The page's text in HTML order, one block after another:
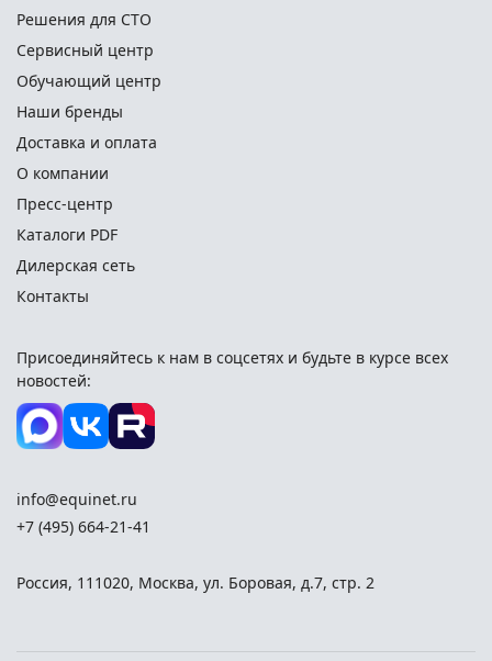
Решения для СТО
Сервисный центр
Обучающий центр
Наши бренды
Доставка и оплата
О компании
Пресс-центр
Каталоги PDF
Дилерская сеть
Контакты
Присоединяйтесь к нам в соцсетях и будьте в курсе всех
новостей:
info@equinet.ru
+7 (495) 664-21-41
Россия, 111020, Москва, ул. Боровая, д.7, стр. 2